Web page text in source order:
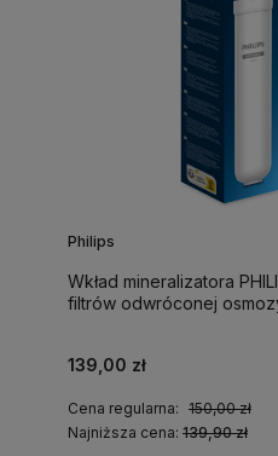
Philips
Wkład mineralizatora
filtrów odwróconej
139,00 zł
Cena regularna: 150,00 zł
Najniższa cena: 139,90 zł